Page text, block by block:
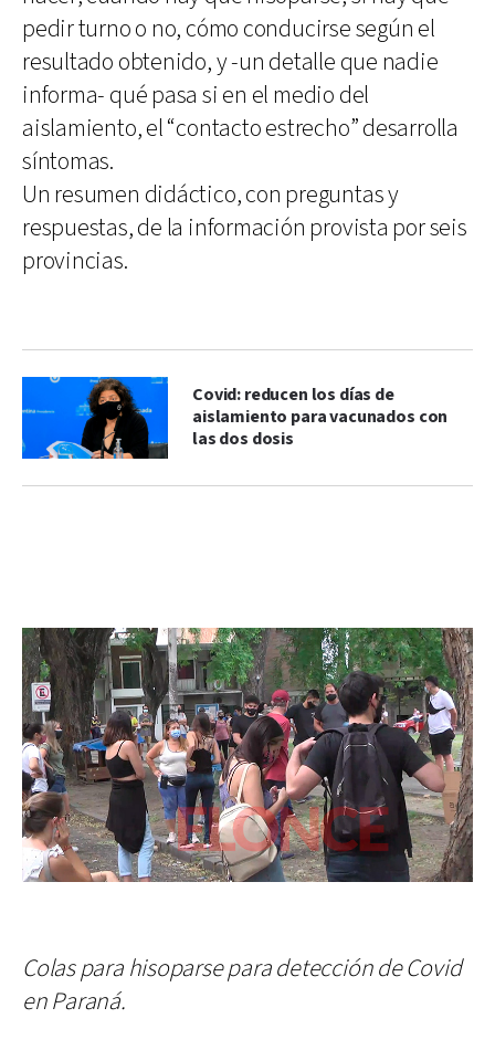
pedir turno o no, cómo conducirse según el
resultado obtenido, y -un detalle que nadie
informa- qué pasa si en el medio del
aislamiento, el “contacto estrecho” desarrolla
síntomas.
Un resumen didáctico, con preguntas y
respuestas, de la información provista por seis
provincias.
Covid: reducen los días de
aislamiento para vacunados con
las dos dosis
Colas para hisoparse para detección de Covid
en Paraná.